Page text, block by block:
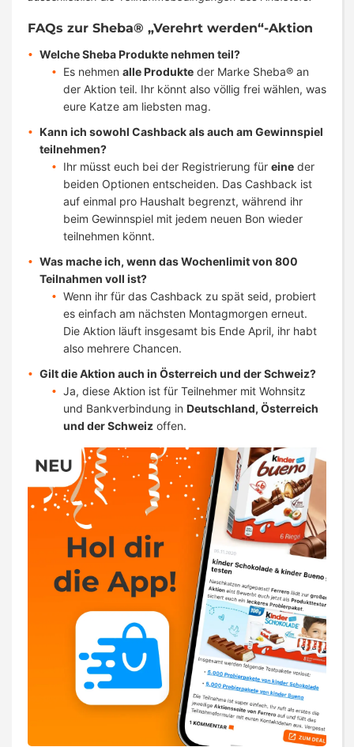
FAQs zur Sheba® „Verehrt werden“-Aktion
Welche Sheba Produkte nehmen teil?
Es nehmen alle Produkte der Marke Sheba® an
der Aktion teil. Ihr könnt also völlig frei wählen, was
eure Katze am liebsten mag.
Kann ich sowohl Cashback als auch am Gewinnspiel
teilnehmen?
Ihr müsst euch bei der Registrierung für eine der
beiden Optionen entscheiden. Das Cashback ist
auf einmal pro Haushalt begrenzt, während ihr
beim Gewinnspiel mit jedem neuen Bon wieder
teilnehmen könnt.
Was mache ich, wenn das Wochenlimit von 800
Teilnahmen voll ist?
Wenn ihr für das Cashback zu spät seid, probiert
es einfach am nächsten Montagmorgen erneut.
Die Aktion läuft insgesamt bis Ende April, ihr habt
also mehrere Chancen.
Gilt die Aktion auch in Österreich und der Schweiz?
Ja, diese Aktion ist für Teilnehmer mit Wohnsitz
und Bankverbindung in Deutschland, Österreich
und der Schweiz offen.